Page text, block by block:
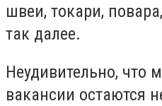
швеи, токари,
так далее.
Неудивительно, что
вакансии остаются